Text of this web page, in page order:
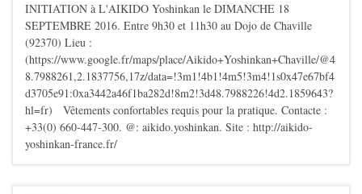
INITIATION à L'AIKIDO Yoshinkan le DIMANCHE 18
SEPTEMBRE 2016. Entre 9h30 et 11h30 au Dojo de Chaville
(92370) Lieu :
(https://www.google.fr/maps/place/Aikido+Yoshinkan+Chaville/@4
8.7988261,2.1837756,17z/data=!3m1!4b1!4m5!3m4!1s0x47e67bf4
d3705e91:0xa3442a46f1ba282d!8m2!3d48.7988226!4d2.1859643?
hl=fr) Vêtements confortables requis pour la pratique. Contacte :
+33(0) 660-447-300. @: aikido.yoshinkan. Site : http://aikido-
yoshinkan-france.fr/